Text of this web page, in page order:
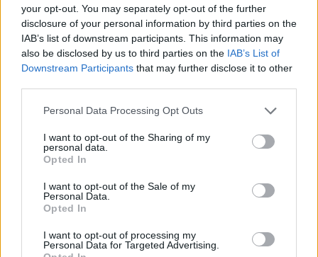
your opt-out. You may separately opt-out of the further
disclosure of your personal information by third parties on the
IAB’s list of downstream participants. This information may
also be disclosed by us to third parties on the IAB’s List of
Downstream Participants that may further disclose it to other
Please note that this website/app uses one or more Google
not limited to your visit or usage behaviour. You may click to
grant or deny consent to Google and its third-party tags to
use your data for below specified purposes in below Google
consent section.
Personal Data Processing Opt Outs
I want to opt-out of the Sharing of my
personal data.
Opted In
I want to opt-out of the Sale of my
Personal Data.
Opted In
I want to opt-out of processing my
Personal Data for Targeted Advertising.
Ez a pletykák (tényleg csak azok) szerint ez egy fejlesztett
turbót, a Petronas által frissített üzemanyagot, és az ehhez
hozzáigazított belsőégésű motort jelentheti, utóbbi kicsit más
nyomatékgörbével dolgozhat, és növelheti a megbízhatóságot